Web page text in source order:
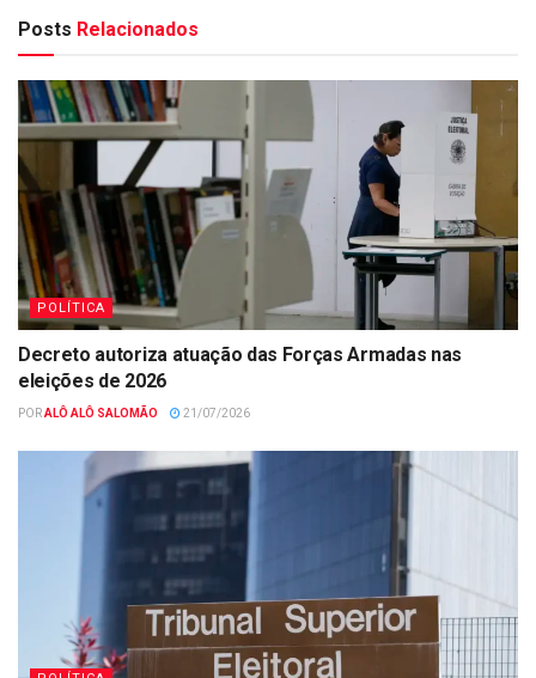
Posts Relacionados
POLÍTICA
Decreto autoriza atuação das Forças Armadas nas
eleições de 2026
PORALÔ ALÔ SALOMÃO 21/07/2026